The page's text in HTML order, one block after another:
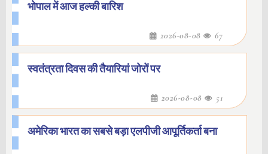
भोपाल में आज हल्की बारिश
2026-08-08 67
स्वतंत्रता दिवस की तैयारियां जोरों पर
2026-08-08 51
अमेरिका भारत का सबसे बड़ा एलपीजी आपूर्तिकर्ता बना